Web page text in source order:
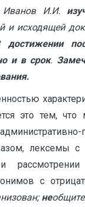
И.И.
и исходящей
достижении
и в срок.
это тем,
лексемы с
с
не